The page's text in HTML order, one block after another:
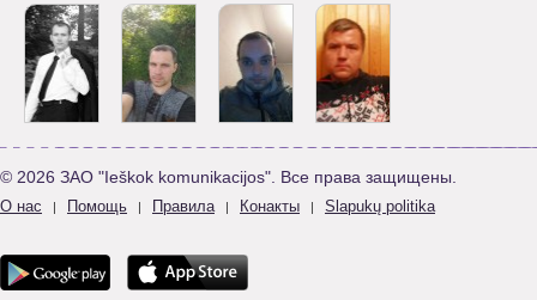
© 2026 ЗАО "Ieškok komunikacijos". Все права защищены.
О нас | Помощь | Правила | Конакты | Slapukų politika